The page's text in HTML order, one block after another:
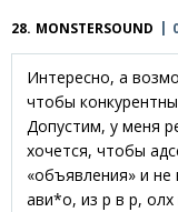
28. MONSTERSOUND
Интересно, а
чтобы
Допустим, у меня
хочется, чтобы
«объявления» и
ави*о, из р в р,